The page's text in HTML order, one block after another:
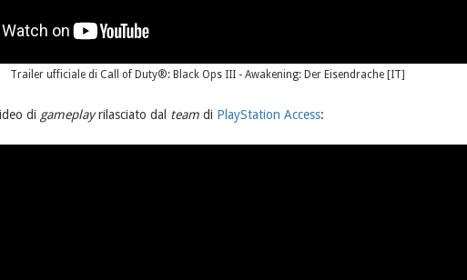
Trailer ufficiale di Call of Duty®: Black Ops III - Awakening: Der Eisendrache [IT]
di gameplayrilasciato dal teamdi PlayStation Access: